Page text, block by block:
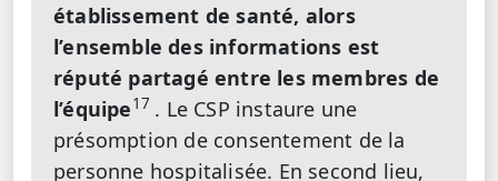
établissement de santé, alors
l’ensemble des informations est
réputé partagé entre les membres de
l’équipe17 . Le CSP instaure une
présomption de consentement de la
personne hospitalisée. En second lieu,